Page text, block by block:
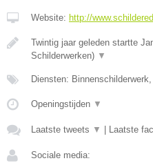
Website: http://
Twintig jaar geleden startte
Schilderwerken) ▼
Diensten:
Openingstijden ▼
Laatste tweets ▼ | Laatste
Sociale media: